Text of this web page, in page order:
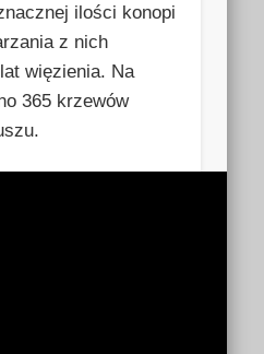
ilości konopi
z nich
więzienia. Na
365 krzewów